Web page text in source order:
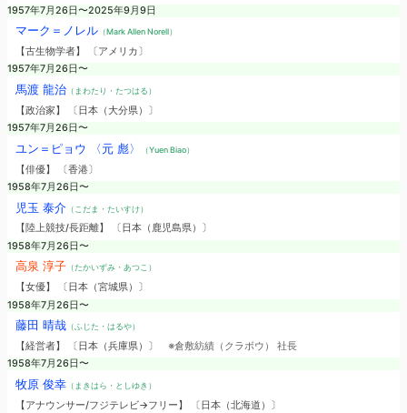
1957年7月26日〜2025年9月9日
マーク＝ノレル（Mark Allen Norell）
【古生物学者】 〔アメリカ〕
1957年7月26日〜
馬渡 龍治（まわたり・たつはる）
【政治家】 〔日本（大分県）〕
1957年7月26日〜
ユン＝ピョウ 〈元 彪〉 （Yuen Biao）
【俳優】 〔香港〕
1958年7月26日〜
児玉 泰介（こだま・たいすけ）
【陸上競技/長距離】 〔日本（鹿児島県）〕
1958年7月26日〜
高泉 淳子（たかいずみ・あつこ）
【女優】 〔日本（宮城県）〕
1958年7月26日〜
藤田 晴哉（ふじた・はるや）
【経営者】 〔日本（兵庫県）〕 ※倉敷紡績（クラボウ） 社長
1958年7月26日〜
牧原 俊幸（まきはら・としゆき）
【アナウンサー/フジテレビ→フリー】 〔日本（北海道）〕